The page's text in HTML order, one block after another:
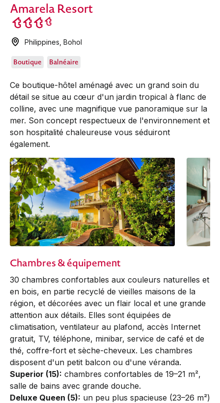
Amarela Resort
Philippines ,Bohol
Boutique Balnéaire
Ce boutique-hôtel aménagé avec un grand soin du
détail se situe au cœur d'un jardin tropical à flanc de
colline, avec une magnifique vue panoramique sur la
mer. Son concept respectueux de l'environnement et
son hospitalité chaleureuse vous séduiront
également.
Chambres & équipement
30 chambres confortables aux couleurs naturelles et
en bois, en partie recyclé de vieilles maisons de la
région, et décorées avec un flair local et une grande
attention aux détails. Elles sont équipées de
climatisation, ventilateur au plafond, accès Internet
gratuit, TV, téléphone, minibar, service de café et de
thé, coffre-fort et sèche-cheveux. Les chambres
disposent d'un petit balcon ou d'une véranda.
Superior (15): chambres confortables de 19–21 m²,
salle de bains avec grande douche.
Deluxe Queen (5): un peu plus spacieuse (23–26 m²)